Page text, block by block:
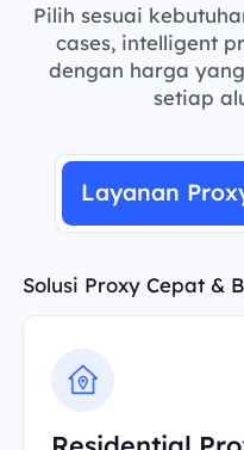
Pilih sesuai
cases, intelligent
dengan harga
setiap
Layanan
Solusi Proxy Cepat &